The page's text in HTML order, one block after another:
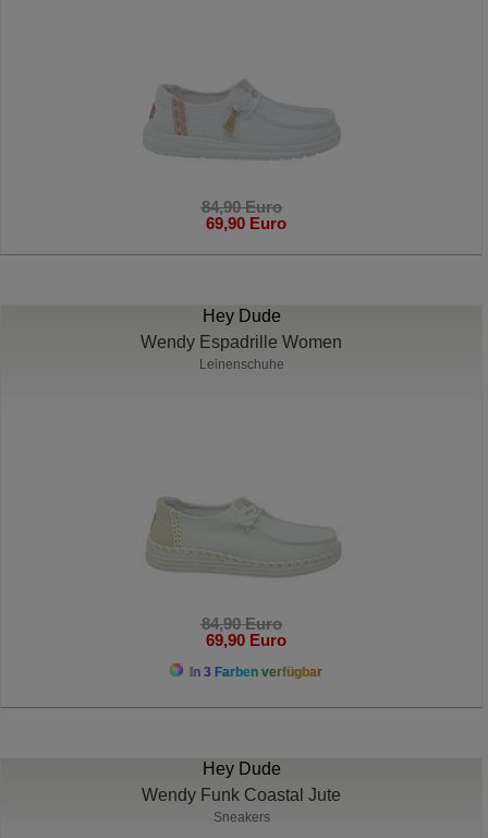
84,90 Euro
69,90 Euro
Hey Dude
Wendy Espadrille Women
Leinenschuhe
84,90 Euro
69,90 Euro
In 3 Farben verfügbar
Hey Dude
Wendy Funk Coastal Jute
Sneakers